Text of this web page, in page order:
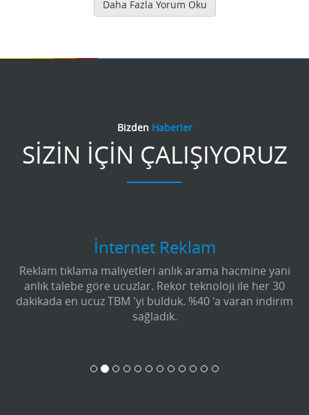
Daha Fazla Yorum Oku
Bizden Haberler
SİZİN İÇİN ÇALIŞIYORUZ
İnternet Reklam
Reklam tıklama maliyetleri anlık arama hacmine yani
anlık talebe göre ucuzlar. Rekor teknoloji ile her 30
dakikada en ucuz TBM 'yi bulduk. %40 'a varan indirim
sağladık.